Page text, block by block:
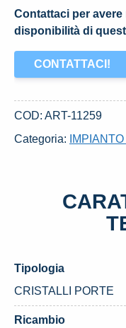
Contattaci per
disponibilità di
CONTATTACI!
COD: ART-11259
Categoria:
Tipologia
CRISTALLI PORTE
Ricambio